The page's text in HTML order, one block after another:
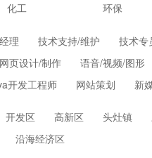
化工 环保
理 技术支持/维护
技术专
网页设计/制作
语音/视频/图形
开发工程师 网站策划 新
开发区 高新区 头灶镇
沿海经济区